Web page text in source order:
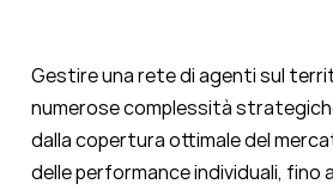
Gestire una rete di agenti sul
numerose complessità
dalla copertura ottimale del
delle performance individuali, fino